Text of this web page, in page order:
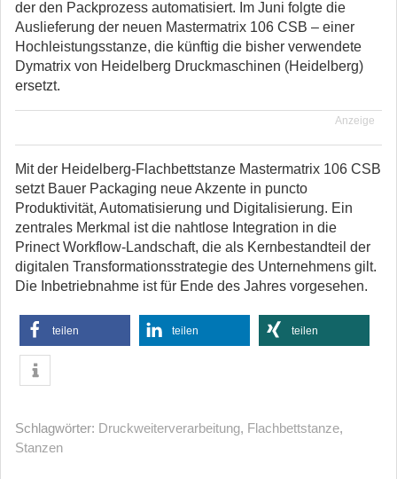
der den Packprozess automatisiert. Im Juni folgte die
Auslieferung der neuen Mastermatrix 106 CSB – einer
Hochleistungsstanze, die künftig die bisher verwendete
Dymatrix von Heidelberg Druckmaschinen (Heidelberg)
ersetzt.
Anzeige
Mit der Heidelberg-Flachbettstanze Mastermatrix 106 CSB
setzt Bauer Packaging neue Akzente in puncto
Produktivität, Automatisierung und Digitalisierung. Ein
zentrales Merkmal ist die nahtlose Integration in die
Prinect Workflow-Landschaft, die als Kernbestandteil der
digitalen Transformationsstrategie des Unternehmens gilt.
Die Inbetriebnahme ist für Ende des Jahres vorgesehen.
teilen teilen teilen
Schlagwörter: Druckweiterverarbeitung, Flachbettstanze,
Stanzen